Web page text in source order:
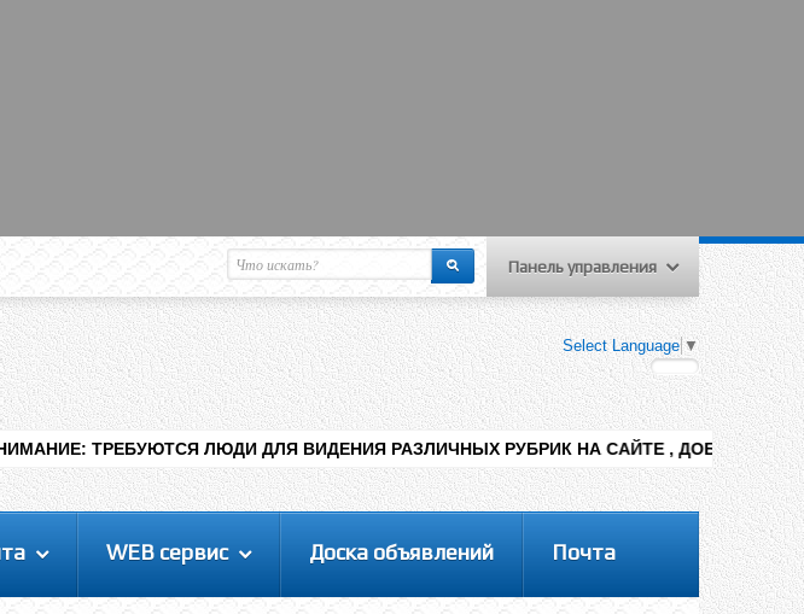
уважаемыйГость. Чтобы
данной панелью
вам необходимо
на сайте под своим
пройти регистрацию.
Меню пользователя
Вход на сайт
Регистрация
Панель управления
Select Language ▼
ТРЕБУЮТСЯ ЛЮДИ ДЛЯ ВИДЕНИЯ РАЗЛИЧНЫХ РУБРИК НА САЙТЕ , ДОБАВЛЕНИЯ
WEB сервис Доска объявлений Почта